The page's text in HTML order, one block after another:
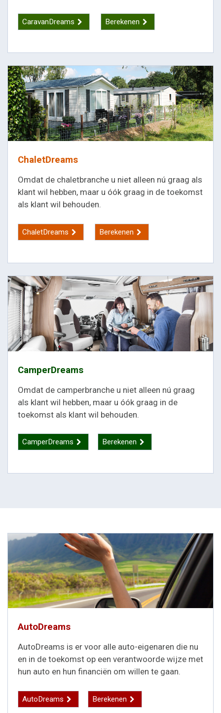
CaravanDreams Berekenen
ChaletDreams
Omdat de chaletbranche u niet alleen nú graag als
klant wil hebben, maar u óók graag in de toekomst
als klant wil behouden.
ChaletDreams Berekenen
CamperDreams
Omdat de camperbranche u niet alleen nú graag
als klant wil hebben, maar u óók graag in de
toekomst als klant wil behouden.
CamperDreams Berekenen
AutoDreams
AutoDreams is er voor alle auto-eigenaren die nu
en in de toekomst op een verantwoorde wijze met
hun auto en hun financiën om willen te gaan.
AutoDreams Berekenen